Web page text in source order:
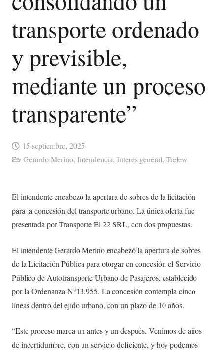
transporte ordenado
y previsible,
mediante un proceso
transparente”
15 septiembre, 2025
Gerardo Merino, Intendencia, Interés general, Trelew
El intendente encabezó la apertura de sobres de la licitación
para la concesión del transporte urbano. La única oferta fue
presentada por Transporte El 22 SRL, con dos propuestas.
El intendente Gerardo Merino encabezó la apertura de sobres
de la Licitación Pública para otorgar en concesión el Servicio
Público de Autotransporte Urbano de Pasajeros, establecido
por la Ordenanza N°13.955. La concesión contempla cinco
líneas dentro del ejido urbano, con un plazo de 10 años.
“Este proceso marca un antes y un después. Venimos de años
de incertidumbre, con un servicio deficiente, y hoy podemos